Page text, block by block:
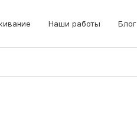
Наши работы Блог